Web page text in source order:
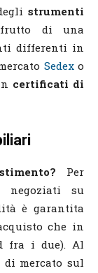
strumenti
di una
differenti in
Sedexo
certificati di
Per
negoziati su
è garantita
che in
fra i due). Al
mercato sul